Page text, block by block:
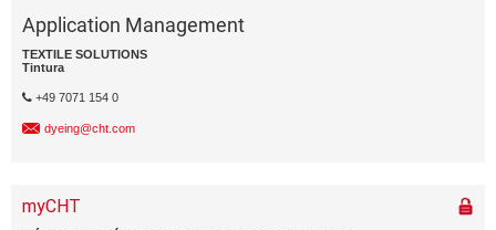
Application Management
TEXTILE SOLUTIONS
Tintura
+49 7071 154 0
dyeing@cht.com